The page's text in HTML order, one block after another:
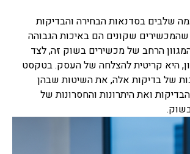
שלבים בסדנאות הבחירה והבדיקות
שקונים הם באיכות הגבוהה
הרחב של מכשירים בשוק זה, לצד
היא קריטית להצלחה של העסק. בטקסט
של בדיקות אלה, את השיטות שבהן
ואת היתרונות והחסרונות של